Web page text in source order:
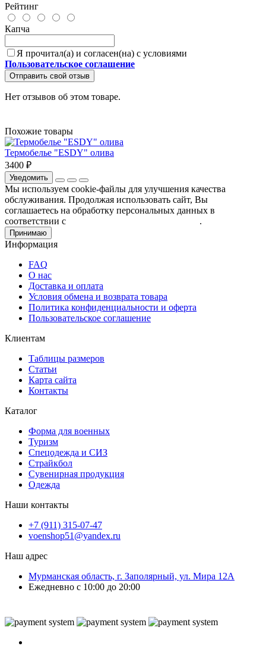
Рейтинг
Капча
Я прочитал(а) и согласен(на) с условиями
Пользовательское соглашение
Отправить свой отзыв
Нет отзывов об этом товаре.
Похожие товары
Термобелье "ESDY" олива
3400 ₽
Уведомить
Мы используем cookie-файлы для улучшения качества
обслуживания. Продолжая использовать сайт, Вы
соглашаетесь на обработку персональных данных в
соответствии с
.
Принимаю
Информация
FAQ
О нас
Доставка и оплата
Условия обмена и возврата товара
Политика конфиденциальности и оферта
Пользовательское соглашение
Клиентам
Таблицы размеров
Статьи
Карта сайта
Контакты
Каталог
Форма для военных
Туризм
Спецодежда и СИЗ
Страйкбол
Сувенирная продукция
Одежда
Наши контакты
+7 (911) 315-07-47
voenshop51@yandex.ru
Наш адрес
Мурманская область, г. Заполярный, ул. Мира 12А
Ежедневно с 10:00 до 20:00